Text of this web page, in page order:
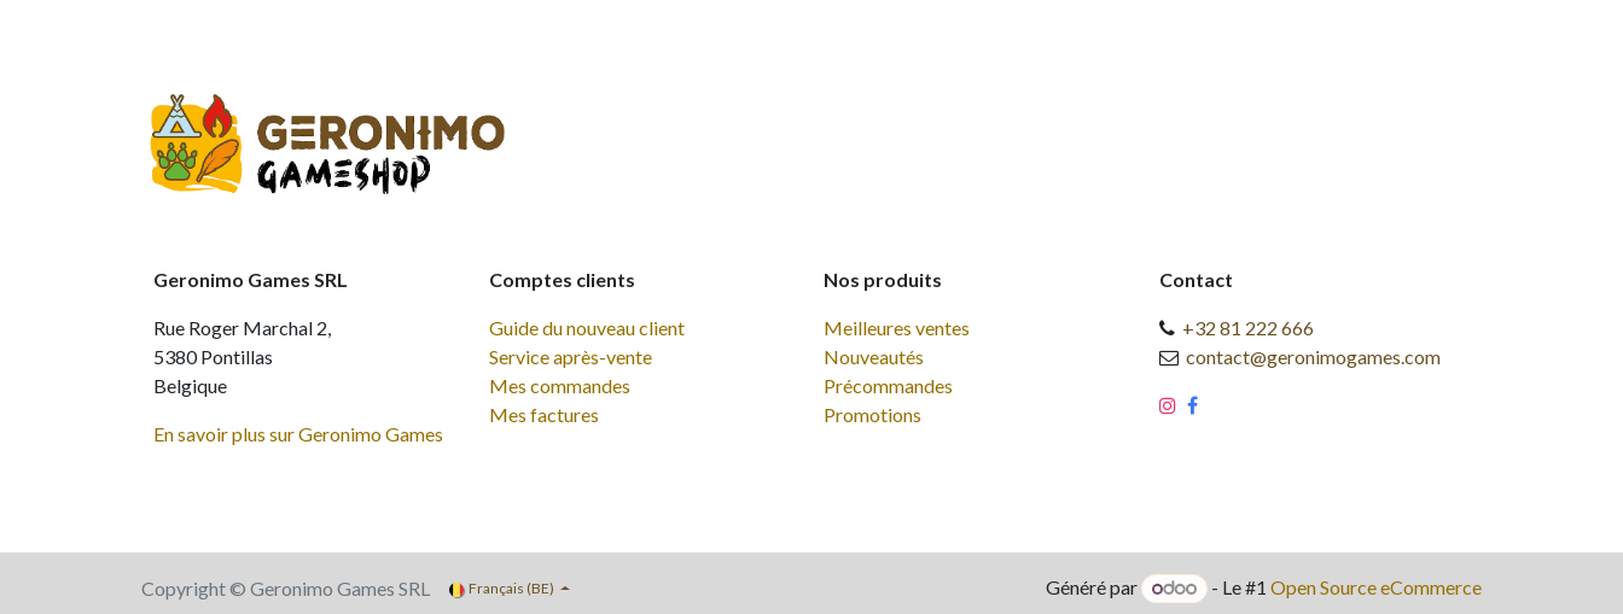
Comptes clients
Guide du nouveau client
Service après-vente
Mes commandes
Mes factures
Nos produits
Meilleures ventes
Nouveautés
Précommandes
Promotions
Contact
+32 81 222 666
contact@geronimogames.com
Geronimo Games SRL
Rue Roger Marchal 2,
5380 Pontillas
Belgique
En savoir plus sur Geronimo Games
Copyright © Geronimo Games SRL Français (BE) Généré par - Le #1 Open Source eCommerce